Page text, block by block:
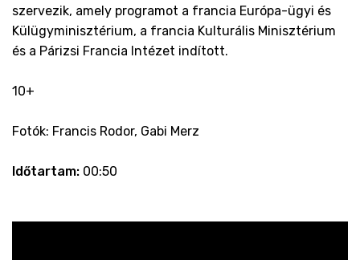
szervezik, amely programot a francia Európa-ügyi és
Külügyminisztérium, a francia Kulturális Minisztérium
és a Párizsi Francia Intézet indított.
10+
Fotók: Francis Rodor, Gabi Merz
Időtartam: 00:50